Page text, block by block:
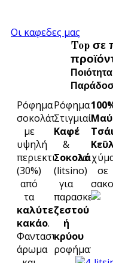
Οι καφεδες μας
Top σε
Ρόφημα
σοκολάτας
με
υψηλή
περιεκτικότητα
(30%)
από
τα
καλύτερα
κακάο.
Φανταστικό
άρωμα
Ρόφημα
Στιγμιαίου
Καφέ
&
Σοκολάτας
(litsino)
για
παρασκευή
ζεστού
ή
κρύου
ροφήματος
σε